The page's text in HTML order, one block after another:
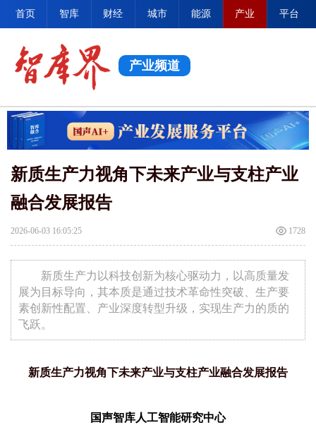
首页 智库 财经 城市 能源 产业 平台
产业频道
新质生产力视角下未来产业与支柱产业
融合发展报告
2026-06-03 16:05:25 1728
新质生产力以科技创新为核心驱动力，以高质量发
展为目标导向，其本质是通过技术革命性突破、生产要
素创新性配置、产业深度转型升级，实现生产力的质的
飞跃。
新质生产力视角下未来产业与支柱产业融合发展报告
国声智库人工智能研究中心